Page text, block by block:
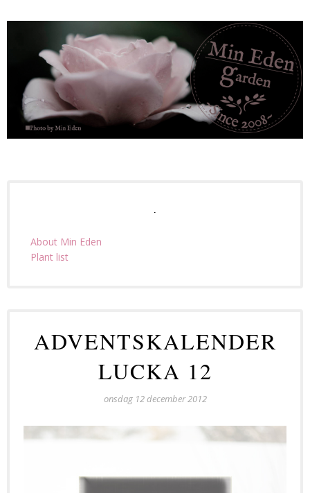
About Min Eden
Plant list
ADVENTSKALENDER
LUCKA 12
onsdag 12 december 2012